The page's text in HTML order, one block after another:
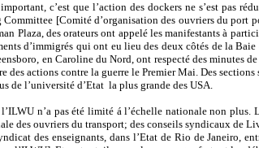
c’est que l’action des dockers ne s’est pas
[Comité d’organisation des ouvriers du port
Plaza, des orateurs ont appelé les manifestants à
d’immigrés qui ont eu lieu des deux côtés de la
en Caroline du Nord, ont respecté des minutes
des actions contre la guerre le Premier Mai. Des
de l’université d’Etat la plus grande des USA.
l’ILWU n’a pas été limité á l’échelle nationale non
des ouvriers du transport; des conseils syndicaux de
des enseignants, dans l’Etat de Rio de Janeiro,